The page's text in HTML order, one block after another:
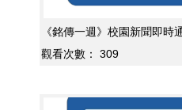
《銘傳一週》校園新聞即時
觀看次數：
309